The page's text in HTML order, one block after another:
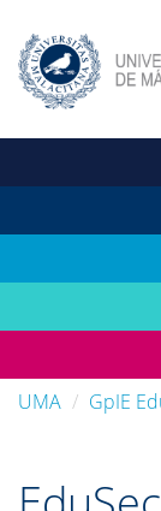
UMA
GpIE